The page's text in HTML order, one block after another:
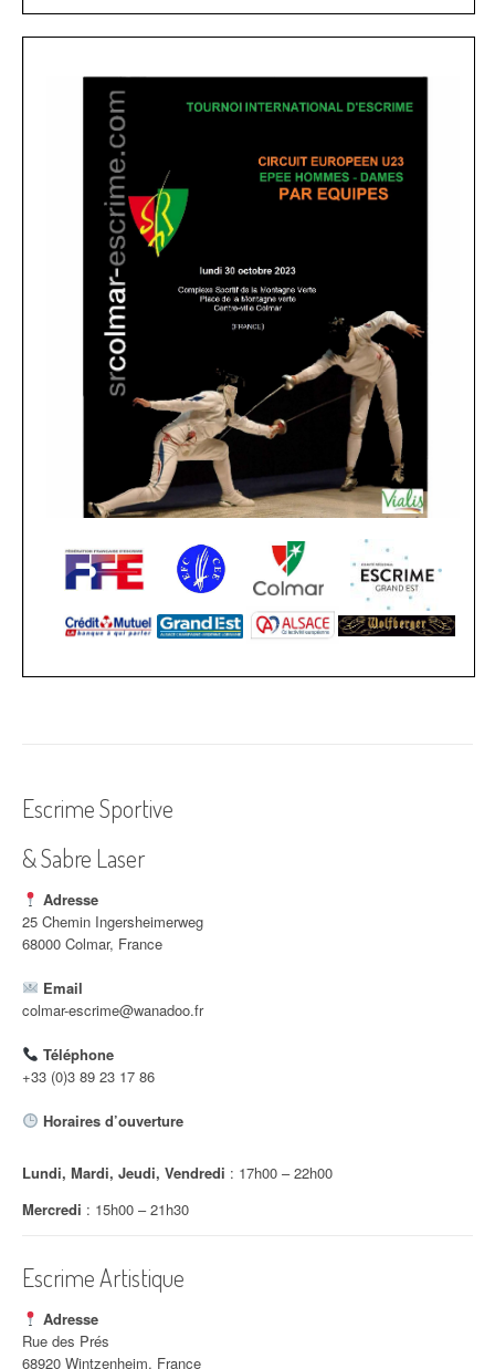
Escrime Sportive
& Sabre Laser
Adresse
25 Chemin Ingersheimerweg
68000 Colmar, France
Email
colmar-escrime@wanadoo.fr
Téléphone
+33 (0)3 89 23 17 86
Horaires d’ouverture
Lundi, Mardi, Jeudi, Vendredi : 17h00 – 22h00
Mercredi : 15h00 – 21h30
Escrime Artistique
Adresse
Rue des Prés
68920 Wintzenheim, France